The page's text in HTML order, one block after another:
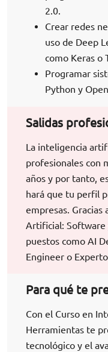
2.0.
Crear redes
uso de Deep
como Keras o
Programar
Python y
Salidas
La inteligencia
profesionales con
años y por tanto,
hará que tu perfil
empresas. Gracias
Artificial: Software
puestos como AI
Engineer o
Para qué te
Con el Curso en
Herramientas te
tecnológico y el